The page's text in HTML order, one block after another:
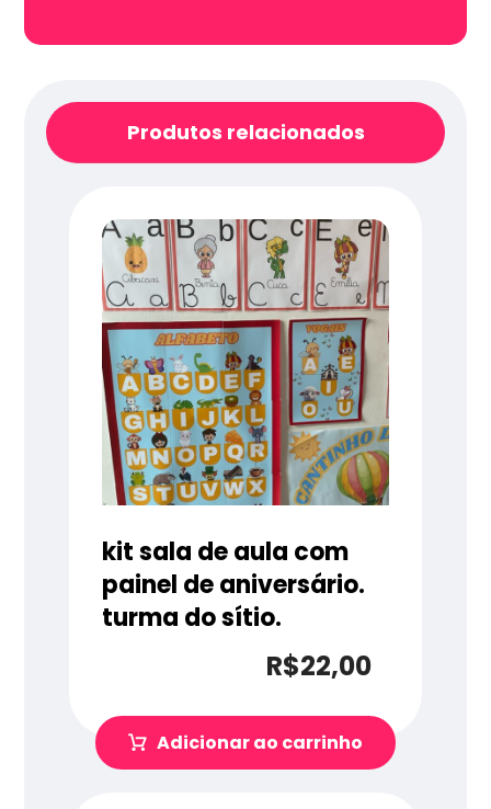
Produtos relacionados
kit sala de aula com
painel de aniversário.
turma do sítio.
R$22,00
Adicionar ao carrinho